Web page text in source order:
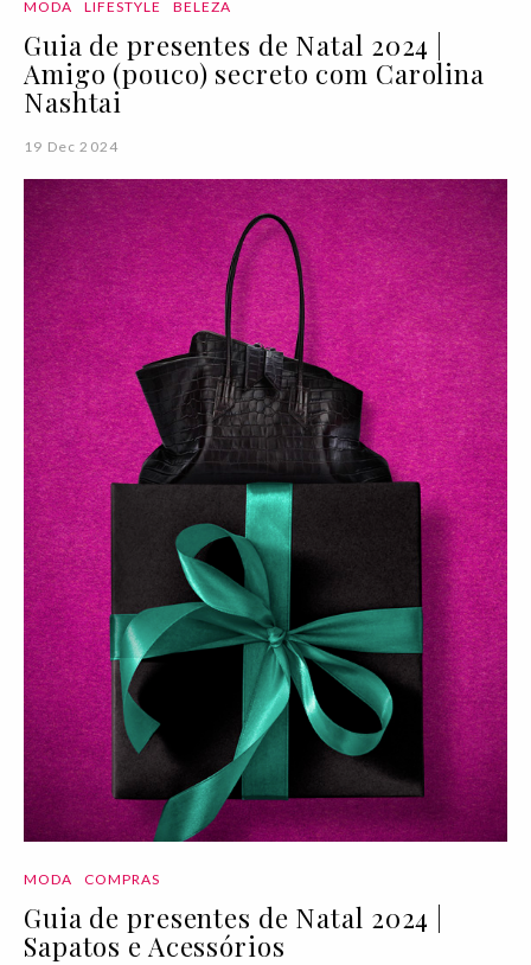
MODA LIFESTYLE BELEZA
Guia de presentes de Natal 2024 |
Amigo (pouco) secreto com Carolina
Nashtai
19 Dec 2024
MODA COMPRAS
Guia de presentes de Natal 2024 |
Sapatos e Acessórios